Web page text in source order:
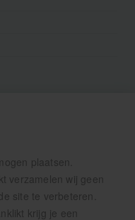
plaatsen.
verzamelen wij geen
site te verbeteren.
krijg je een